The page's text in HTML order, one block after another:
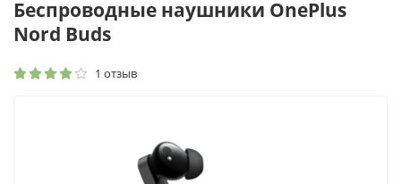
Беспроводные наушники OnePlus
Nord Buds
1 отзыв